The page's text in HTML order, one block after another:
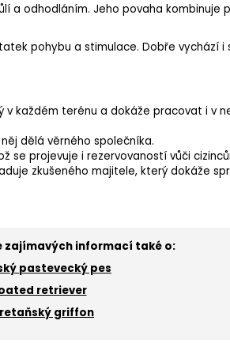
a odhodláním. Jeho povaha kombinuje
pohybu a stimulace. Dobře vychází i
v každém terénu a dokáže pracovat i v
dělá věrného společníka.
se projevuje i rezervovaností vůči
zkušeného majitele, který dokáže
zajímavých informací také o:
pastevecký pes
retriever
griffon